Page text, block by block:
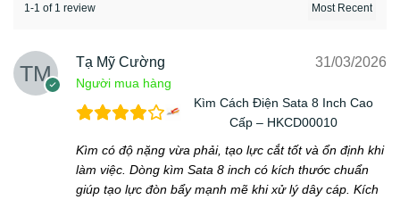
1-1 of 1 review
Tạ Mỹ Cường
Người mua hàng
31/03/2026
Kìm Cách Điện Sata 8 Inch Cao
Cấp – HKCD00010
Kìm có độ nặng vừa phải, tạo lực cắt tốt và ổn định khi
làm việc. Dòng kìm Sata 8 inch có kích thước chuẩn
giúp tạo lực đòn bẩy mạnh mẽ khi xử lý dây cáp. Kích